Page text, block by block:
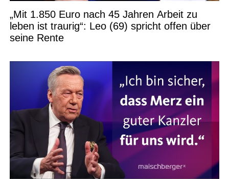
„Mit 1.850 Euro nach 45 Jahren Arbeit zu
leben ist traurig“: Leo (69) spricht offen über
seine Rente